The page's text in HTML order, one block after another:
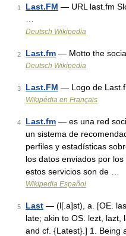
1 Last.FM — URL last.fm
Deutsch Wikipedia
2 Last.fm — Motto the
Deutsch Wikipedia
3 Last.FM — Logo de
Wikipédia en Français
4 Last.fm — es una red
un sistema de
perfiles y estadísticas
los datos enviados por
estos servicios son de …
Wikipedia Español
5 Last — (l[.a]st), a. [OE.
late; akin to OS. lezt, lazt,
and cf. {Latest}.] 1. Being